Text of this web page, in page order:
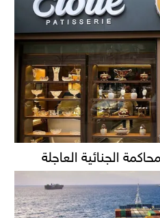
الجنائية العاجلة